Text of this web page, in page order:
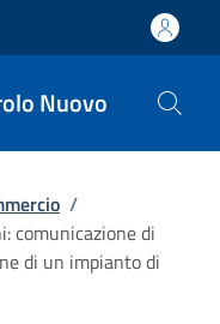
Nuovo
/
comunicazione di
di un impianto di